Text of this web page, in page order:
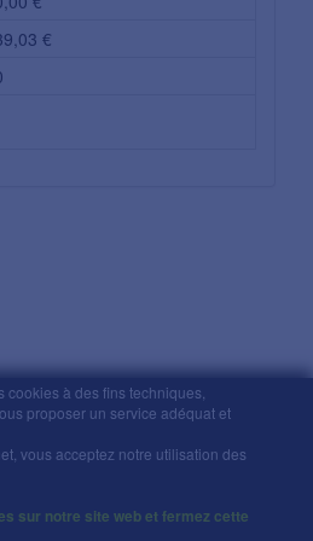
à des fins techniques,
proposer un service adéquat et
vous acceptez notre utilisation des
sur notre site web et fermez cette
€
Nantes / Devacom 2026
pour la santé, à